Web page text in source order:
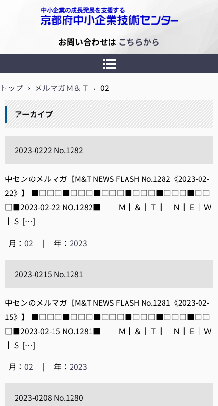
京都府中小企業技術センター
お問い合わせは こちらから
トップ › メルマガＭ＆Ｔ › 02
アーカイブ
2023-0222 No.1282
中センのメルマガ【M&T NEWS FLASH No.1282《2023-02-
22》】 ■□□□■□□□■□□□■□□□■□□□■□□
□■2023-02-22 NO.1282■ Ｍ┃＆┃Ｔ┃ Ｎ┃Ｅ┃Ｗ
┃Ｓ […]
月： 02 | 年：2023
2023-0215 No.1281
中センのメルマガ【M&T NEWS FLASH No.1281《2023-02-
15》】 ■□□□■□□□■□□□■□□□■□□□■□□
□■2023-02-15 NO.1281■ Ｍ┃＆┃Ｔ┃ Ｎ┃Ｅ┃Ｗ
┃Ｓ […]
月： 02 | 年：2023
2023-0208 No.1280